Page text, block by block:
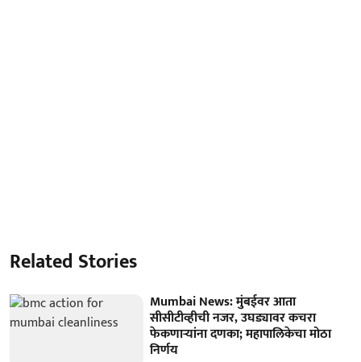
Related Stories
Mumbai News: मुंबईवर आता
सीसीटीव्हीची नजर, उघड्यावर कचरा
फेकणाऱ्यांना दणका; महापालिकेचा मोठा
निर्णय